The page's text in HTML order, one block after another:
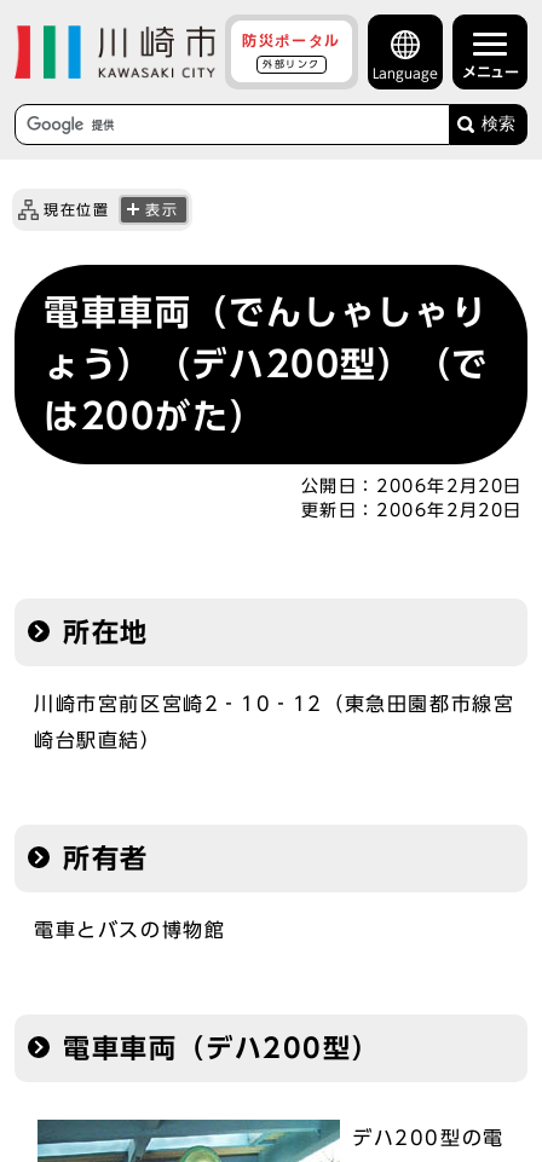
防災ポータル
外部リンク
Language メニュー
検索
現在位置 表示
電車車両（でんしゃしゃり
ょう）（デハ200型）（で
は200がた）
公開日： 2006年2月20日
更新日： 2006年2月20日
所在地
川崎市宮前区宮崎2‐10‐12（東急田園都市線宮
崎台駅直結）
所有者
電車とバスの博物館
電車車両（デハ200型）
デハ200型の電